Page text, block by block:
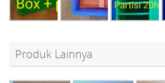
Produk Lainnya